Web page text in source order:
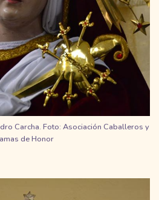
Carcha. Foto: Asociación Caballeros y
de Honor